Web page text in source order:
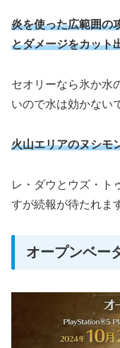
炎を使った広範囲の
とダメージをカット
セオリーなら氷か水
いので水は効かない
火山エリアのヌシモ
レ・ダウとウズ・ト
すが続報が待たれま
オープンベー